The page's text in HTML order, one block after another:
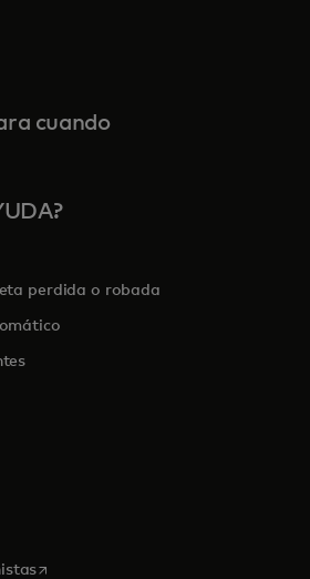
cuando
perdida o robada
pestaña nueva
se abre en una pestaña nueva